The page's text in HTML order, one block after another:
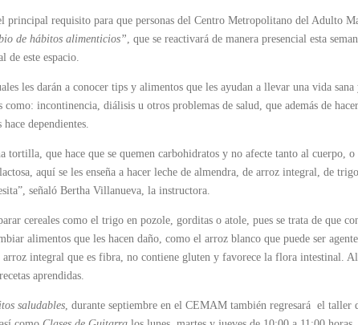
principal requisito para que personas del Centro Metropolitano del Adulto
de hábitos alimenticios”, que se reactivará de manera presencial esta
de este espacio.
les darán a conocer tips y alimentos que les ayudan a llevar una vida sana
incontinencia, diálisis u otros problemas de salud, que además de
dependientes.
tortilla, que hace que se quemen carbohidratos y no afecte tanto al cuerpo,
aquí se les enseña a hacer leche de almendra, de arroz integral, de
señaló Bertha Villanueva, la instructora.
cereales como el trigo en pozole, gorditas o atole, pues se trata de que
alimentos que les hacen daño, como el arroz blanco que puede ser
integral que es fibra, no contiene gluten y favorece la flora intestinal. Al
aprendidas.
saludables, durante septiembre en el CEMAM también regresará el taller